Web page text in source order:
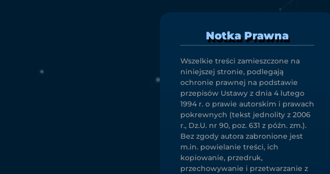
Notka Prawna
Wszelkie treści zamieszczone na
niniejszej stronie, podlegają
ochronie prawnej na podstawie
przepisów Ustawy z dnia 4 lutego
1994 r. o prawie autorskim i prawach
pokrewnych (tekst jednolity z 2006
r., Dz.U. nr 90, poz. 631 z późn. zm.).
Bez zgody autora zabronione jest
m.in. powielanie treści, ich
kopiowanie, przedruk,
przechowywanie i przetwarzanie z